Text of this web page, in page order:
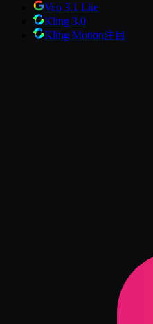
Veo 3.1 Lite
Kling 3.0
Kling Motion注目